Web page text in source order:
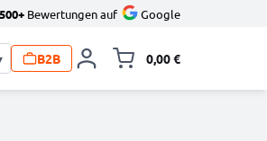
Bewertungen auf Google
B2B 0,00 €